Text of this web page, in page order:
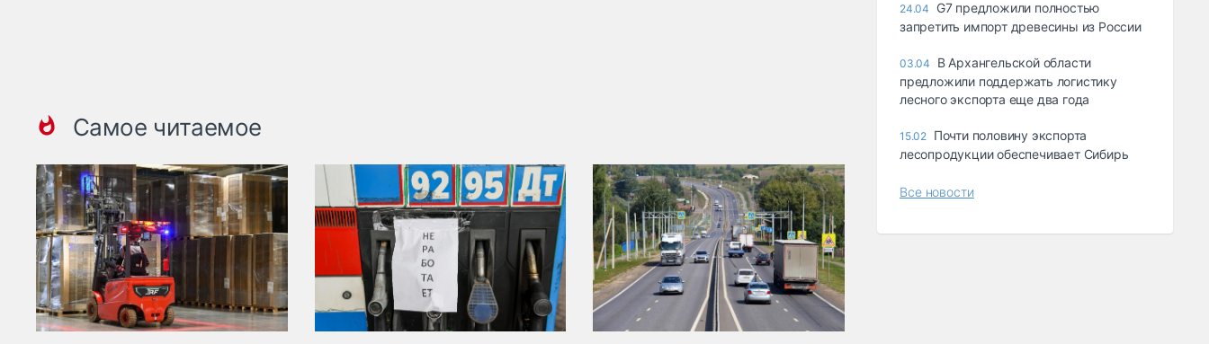
Самое читаемое
24.04
G7 предложили полностью
запретить импорт древесины из России
03.04
В Архангельской области
предложили поддержать логистику
лесного экспорта еще два года
15.02 Почти половину экспорта
лесопродукции обеспечивает Сибирь
Все новости